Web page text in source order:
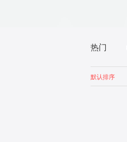
热门
默认排序